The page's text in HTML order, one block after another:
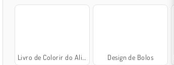
Livro de Colorir do Aligátor Design de Bolos